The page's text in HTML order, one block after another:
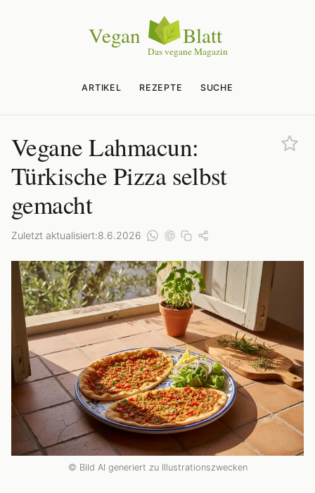
ARTIKEL REZEPTE SUCHE
Vegane Lahmacun:
Türkische Pizza selbst
gemacht
Zuletzt aktualisiert:8.6.2026
© Bild AI generiert zu Illustrationszwecken